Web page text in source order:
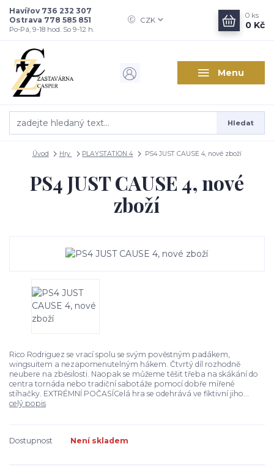
Menu
CZK
Hledat
Havířov 736 232 307
Ostrava 778 585 851
Po-Pá, 9-18 hod. So 9-12 h.
0 ks
0 Kč
Úvod Hry PLAYSTATION 4 PS4 JUST CAUSE 4, nové zboží
PS4 JUST CAUSE 4, nové
zboží
Rico Rodriguez se vrací spolu se svým pověstným padákem,
wingsuitem a nezapomenutelným hákem. Čtvrtý díl rozhodně
neubere na zběsilosti. Naopak se můžeme těšit třeba na skákání do
centra tornáda nebo tradiční sabotáže pomocí dobře mířené
stíhačky. EXTRÉMNÍ POČASÍCelá hra se odehrává ve fiktivní jiho...
celý popis
Dostupnost Není skladem